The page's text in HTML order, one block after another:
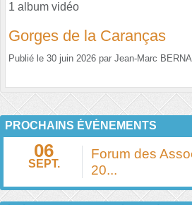
1 album vidéo
Gorges de la Caranças
Publié le 30 juin 2026 par Jean-Marc
PROCHAINS ÉVÉNEMENTS
06
SEPT.
Forum des
20...